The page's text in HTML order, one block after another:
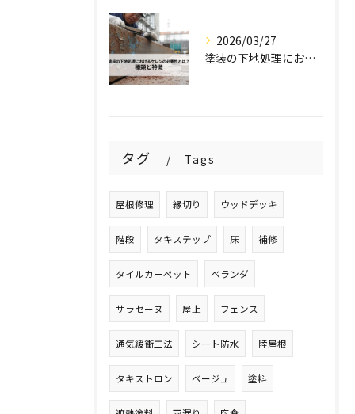
2026/03/27
塗装の下地処理におけるケレンの必要性とは？種類と特徴を解説！
タグ Tags
屋根修理 縁切り ウッドデッキ
階段 タキステップ 床 補修
タイルカーペット ベランダ
サラセーヌ 屋上 フェンス
通気緩衝工法 シート防水 陸屋根
タキストロン ベージュ 塗料